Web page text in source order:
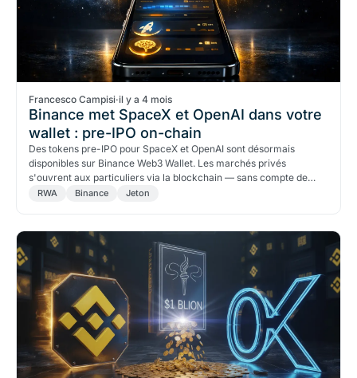
Francesco Campisi·il y a 4 mois
Binance met SpaceX et OpenAI dans votre
wallet : pre-IPO on-chain
Des tokens pre-IPO pour SpaceX et OpenAI sont désormais
disponibles sur Binance Web3 Wallet. Les marchés privés
s'ouvrent aux particuliers via la blockchain — sans compte de
courtage.
RWA Binance Jeton